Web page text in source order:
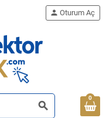
search
person Oturum Aç
0